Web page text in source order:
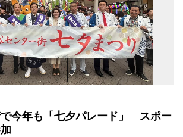
今年も「七夕パレード」 スポー